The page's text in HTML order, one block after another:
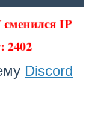
IP
2402
Discord